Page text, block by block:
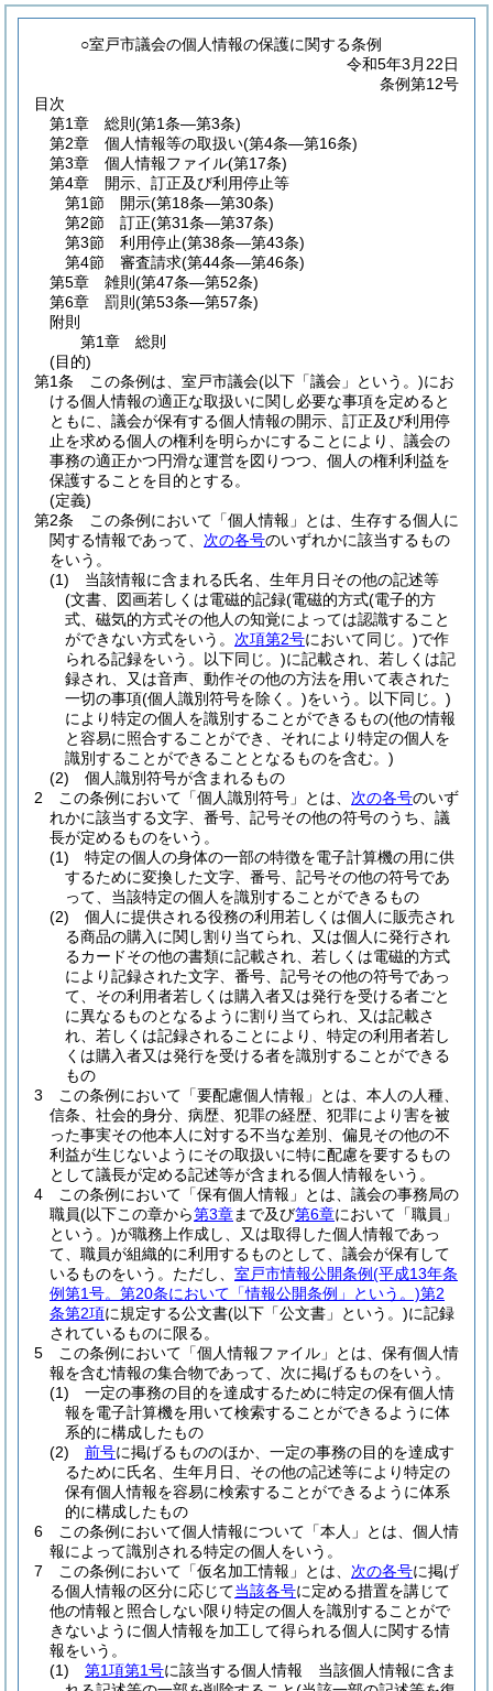
○室戸市議会の個人情報の保護に関する条例
令和5年3月22日
条例第12号
目次
第1章
総則 (第1条―第3条)
第2章
個人情報等の取扱い(第4条―第16条)
第3章
個人情報ファイル(第17条)
第4章
開示、訂正及び利用停止等
第1節
開示(第18条―第30条)
第2節
訂正(第31条―第37条)
第3節
利用停止(第38条―第43条)
第4節
審査請求(第44条―第46条)
第5章
雑則 (第47条―第52条)
第6章
罰則 (第53条―第57条)
附則
第1章
総則
(目的)
第1条
この条例は、室戸市議会(以下「議会」という。)にお
ける個人情報の適正な取扱いに関し必要な事項を定めると
ともに、議会が保有する個人情報の開示、訂正及び利用停
止を求める個人の権利を明らかにすることにより、議会の
事務の適正かつ円滑な運営を図りつつ、個人の権利利益を
保護することを目的とする。
(定義)
第2条
この条例において「個人情報」とは、生存する個人に
関する情報であって、 次の各号のいずれかに該当するもの
をいう。
(1)
当該情報に含まれる氏名、生年月日その他の記述等
(文書、図画若しくは電磁的記録(電磁的方式(電子的方
式、磁気的方式その他人の知覚によっては認識すること
ができない方式をいう。 次項第2号において同じ。)で作
られる記録をいう。以下同じ。)に記載され、若しくは記
録され、又は音声、動作その他の方法を用いて表された
一切の事項(個人識別符号を除く。)をいう。以下同じ。)
により特定の個人を識別することができるもの(他の情報
と容易に照合することができ、それにより特定の個人を
識別することができることとなるものを含む。)
(2)
個人識別符号が含まれるもの
2
この条例において「個人識別符号」とは、 次の各号のいず
れかに該当する文字、番号、記号その他の符号のうち、議
長が定めるものをいう。
(1)
特定の個人の身体の一部の特徴を電子計算機の用に供
するために変換した文字、番号、記号その他の符号であ
って、当該特定の個人を識別することができるもの
(2)
個人に提供される役務の利用若しくは個人に販売され
る商品の購入に関し割り当てられ、又は個人に発行され
るカードその他の書類に記載され、若しくは電磁的方式
により記録された文字、番号、記号その他の符号であっ
て、その利用者若しくは購入者又は発行を受ける者ごと
に異なるものとなるように割り当てられ、又は記載さ
れ、若しくは記録されることにより、特定の利用者若し
くは購入者又は発行を受ける者を識別することができる
もの
3
この条例において「要配慮個人情報」とは、本人の人種、
信条、社会的身分、病歴、犯罪の経歴、犯罪により害を被
った事実その他本人に対する不当な差別、偏見その他の不
利益が生じないようにその取扱いに特に配慮を要するもの
として議長が定める記述等が含まれる個人情報をいう。
4
この条例において「保有個人情報」とは、議会の事務局の
職員(以下この章から第3章まで及び第6章において「職員」
という。)が職務上作成し、又は取得した個人情報であっ
て、職員が組織的に利用するものとして、議会が保有して
いるものをいう。 ただし、 室戸市情報公開条例(平成13年条
例第1号。第20条において「情報公開条例」という。)第2
条第2項に規定する公文書(以下「公文書」という。)に記録
されているものに限る。
5
この条例において「個人情報ファイル」とは、保有個人情
報を含む情報の集合物であって、次に掲げるものをいう。
(1)
一定の事務の目的を達成するために特定の保有個人情
報を電子計算機を用いて検索することができるように体
系的に構成したもの
(2)
前号に掲げるもののほか、一定の事務の目的を達成す
るために氏名、生年月日、その他の記述等により特定の
保有個人情報を容易に検索することができるように体系
的に構成したもの
6
この条例において個人情報について「本人」とは、個人情
報によって識別される特定の個人をいう。
7
この条例において「仮名加工情報」とは、 次の各号に掲げ
る個人情報の区分に応じて当該各号に定める措置を講じて
他の情報と照合しない限り特定の個人を識別することがで
きないように個人情報を加工して得られる個人に関する情
報をいう。
(1)
第1項第1号に該当する個人情報 当該個人情報に含ま